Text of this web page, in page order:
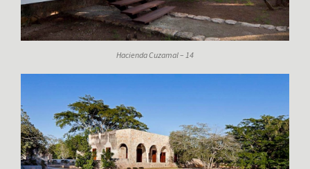
Hacienda Cuzamal – 14